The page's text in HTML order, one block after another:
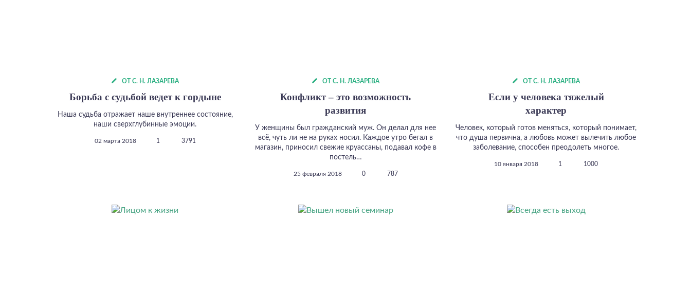
ОТ С. Н. ЛАЗАРЕВА
Борьба с судьбой ведет к гордыне
Наша судьба отражает наше внутреннее состояние,
наши сверхглубинные эмоции.
02 марта 2018 1 3791
ОТ С. Н. ЛАЗАРЕВА
Конфликт – это возможность
развития
У женщины был гражданский муж. Он делал для нее
всё, чуть ли не на руках носил. Каждое утро бегал в
магазин, приносил свежие круассаны, подавал кофе в
постель…
25 февраля 2018 0 787
ОТ С. Н. ЛАЗАРЕВА
Если у человека тяжелый
характер
Человек, который готов меняться, который понимает,
что душа первична, а любовь может вылечить любое
заболевание, способен преодолеть многое.
10 января 2018 1 1000